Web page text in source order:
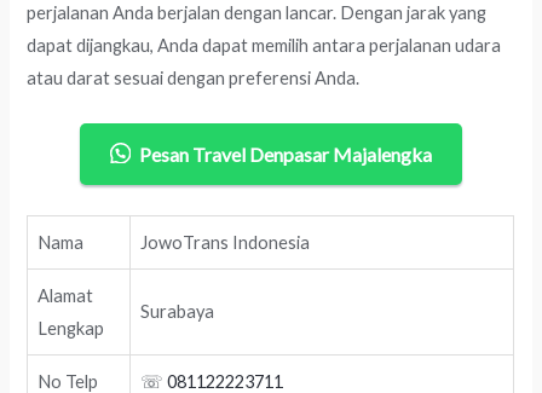
perjalanan Anda berjalan dengan lancar. Dengan jarak yang
dapat dijangkau, Anda dapat memilih antara perjalanan udara
atau darat sesuai dengan preferensi Anda.
Pesan Travel Denpasar Majalengka
Nama JowoTrans Indonesia
Alamat
Lengkap
Surabaya
No Telp ☏081122223711